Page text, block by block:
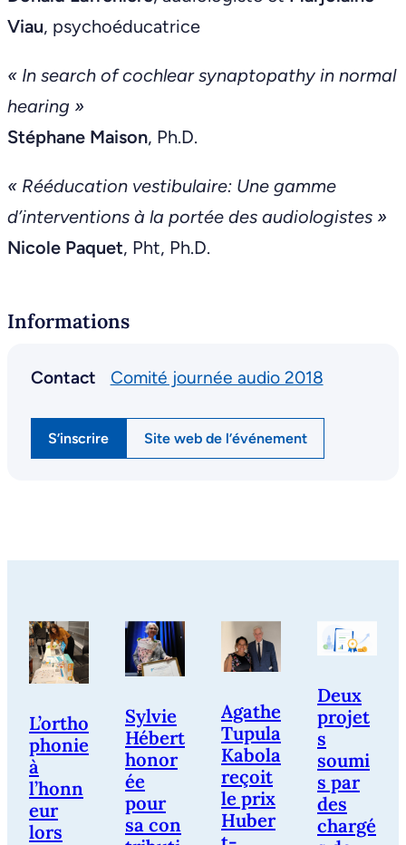
Viau, psychoéducatrice
« In search of cochlear synaptopathy in normal
hearing »
Stéphane Maison, Ph.D.
« Rééducation vestibulaire: Une gamme
d’interventions à la portée des audiologistes »
Nicole Paquet, Pht, Ph.D.
Informations
Contact Comité journée audio 2018
S’inscrire Site web de l’événement
L’ortho
phonie
à
l’honn
eur
lors
Sylvie
Hébert
honor
ée
pour
sa con
Agathe
Tupula
Kabola
reçoit
le prix
Huber
Deux
projet
s
soumi
s par
des
chargé